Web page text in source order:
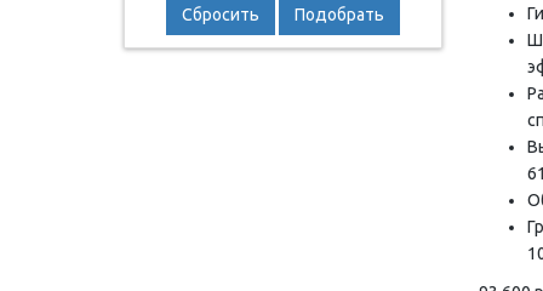
Сбросить Подобрать